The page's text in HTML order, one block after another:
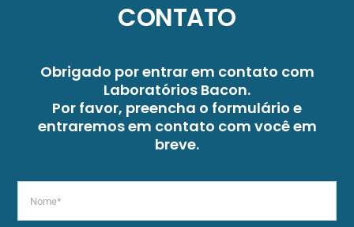
CONTATO
Obrigado por entrar em contato com
Laboratórios Bacon.
Por favor, preencha o formulário e
entraremos em contato com você em
breve.